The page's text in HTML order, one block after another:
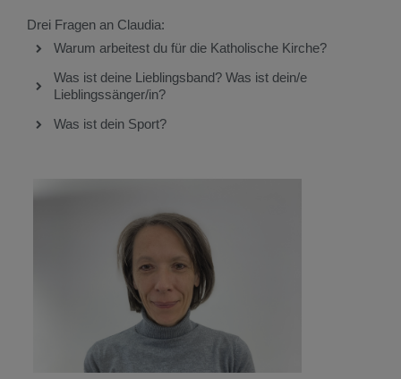
Drei Fragen an Claudia:
Warum arbeitest du für die Katholische Kirche?
Was ist deine Lieblingsband? Was ist dein/e
Lieblingssänger/in?
Was ist dein Sport?